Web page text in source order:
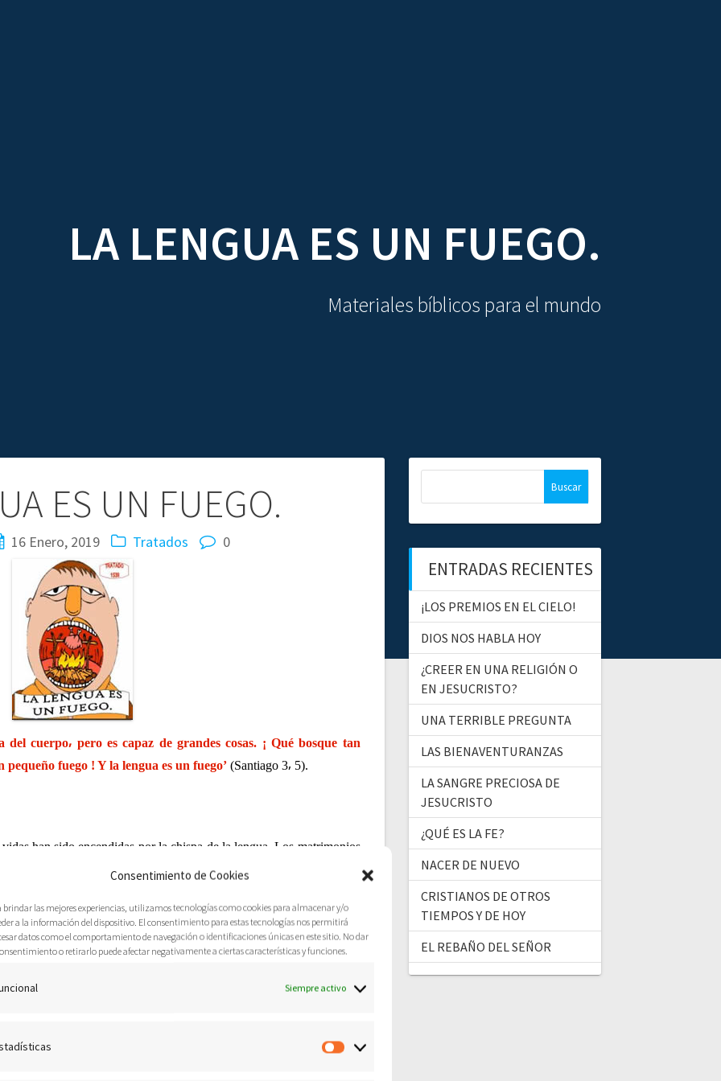
Consentimiento de Cookies
brindar las mejores experiencias, utilizamos tecnologías como cookies para almacenar y/o
a la información del dispositivo. El consentimiento para estas tecnologías nos permitirá
datos como el comportamiento de navegación o identificaciones únicas en este sitio. No dar
o retirarlo puede afectar negativamente a ciertas características y funciones.
Siempre activo
Estadísticas
LA LENGUA ES UN FUEGO.
Materiales bíblicos para el mundo
ES UN FUEGO.
16 Enero, 2019 Tratados 0
cuerpo⸴ pero es capaz de grandes cosas. ¡ Qué bosque tan
fuego ! Y la lengua es un fuego’ (Santiago 3⸴ 5).
han sido encendidas por la chispa de la lengua. Los matrimonios
con madera en los hogares. Santiago dice que la lengua es
iglesias⸴ amigos⸴ enemigos⸴ seguridad⸴ felicidad y paz⸴ son
a
:
ENTRADAS RECIENTES
¡LOS PREMIOS EN EL CIELO!
DIOS NOS HABLA HOY
¿CREER EN UNA RELIGIÓN O
EN JESUCRISTO?
UNA TERRIBLE PREGUNTA
LAS BIENAVENTURANZAS
LA SANGRE PRECIOSA DE
JESUCRISTO
¿QUÉ ES LA FE?
NACER DE NUEVO
CRISTIANOS DE OTROS
TIEMPOS Y DE HOY
EL REBAÑO DEL SEÑOR